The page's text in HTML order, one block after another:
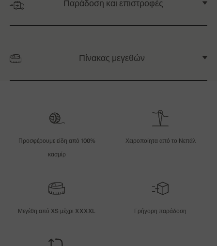
Παράδοση και επιστροφές
Πίνακας μεγεθών
Προσφέρουμε είδη από 100%
κασμίρ
Χειροποίητα από το Νεπάλ
Μεγέθη από XS μέχρι XXXXL Γρήγορη παράδοση